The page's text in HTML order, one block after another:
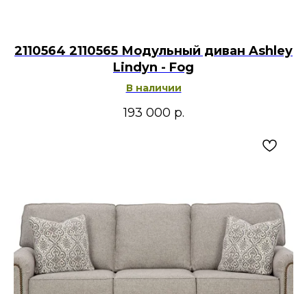
2110564 2110565 Модульный диван Ashley
Lindyn - Fog
В наличии
193 000 р.